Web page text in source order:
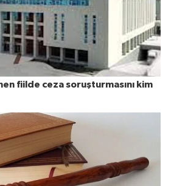
fiilde ceza soruşturmasını kim